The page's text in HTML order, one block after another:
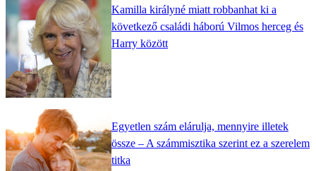
Kamilla királyné miatt robbanhat ki a
következő családi háború Vilmos herceg és
Harry között
Egyetlen szám elárulja, mennyire illetek
össze – A számmisztika szerint ez a szerelem
titka